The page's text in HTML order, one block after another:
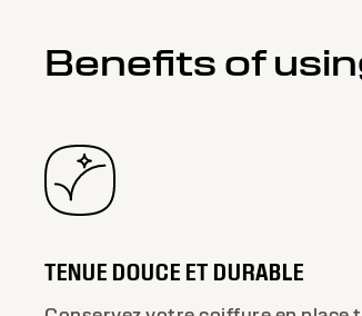
Benefits of
TENUE DOUCE ET DURABLE